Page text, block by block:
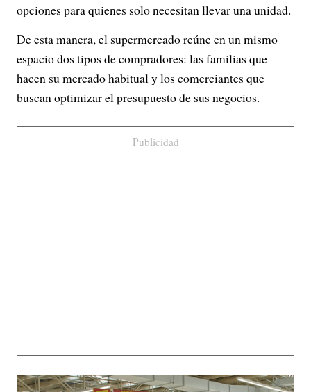
opciones para quienes solo necesitan llevar una unidad.
De esta manera, el supermercado reúne en un mismo
espacio dos tipos de compradores: las familias que
hacen su mercado habitual y los comerciantes que
buscan optimizar el presupuesto de sus negocios.
Publicidad